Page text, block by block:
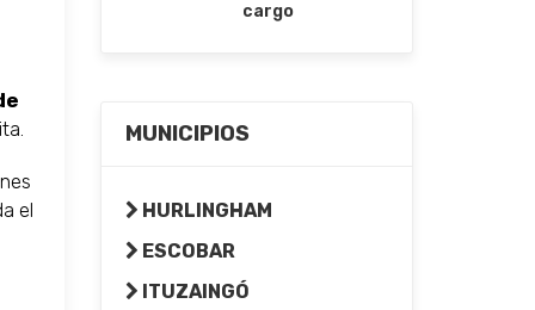
el
cargo
MUNICIPIOS
HURLINGHAM
ESCOBAR
ITUZAINGÓ